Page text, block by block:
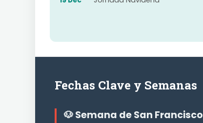
Fechas Clave y Semanas
🐶 Semana de San Francisco